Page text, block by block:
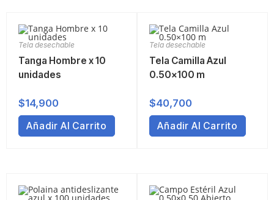
Tela desechable
Tanga Hombre x 10
unidades
$14,900
Añadir Al Carrito
Tela desechable
Tela Camilla Azul
0.50×100 m
$40,700
Añadir Al Carrito